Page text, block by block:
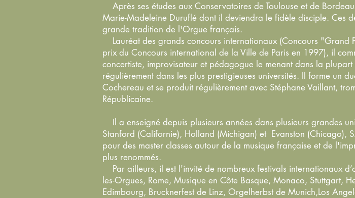
Après ses études aux Conservatoires de Toulouse et de
Marie-Madeleine Duruflé dont il deviendra le fidèle disciple. Ces
grande tradition de l'Orgue français.
Lauréat des grands concours internationaux (Concours "Grand
prix du Concours international de la Ville de Paris en 1997), il
concertiste, improvisateur et pédagogue le menant dans la
régulièrement dans les plus prestigieuses universités. Il forme un
Cochereau et se produit régulièrement avec Stéphane Vaillant,
Républicaine.
Il a enseigné depuis plusieurs années dans plusieurs grandes
Stanford (Californie), Holland (Michigan) et Evanston (Chicago),
pour des master classes autour de la musique française et de
plus renommés.
Par ailleurs, il est l'invité de nombreux festivals internationaux
les-Orgues, Rome, Musique en Côte Basque, Monaco, Stuttgart,
Edimbourg, Brucknerfest de Linz, Orgelherbst de Munich,Los